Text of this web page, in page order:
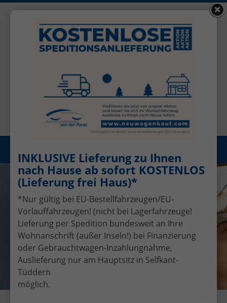
Öffnungszeiten: Mo - Fr 08.00 - 17.00
Registrieren
INKLUSIVE Lieferung zu Ihnen
nach Hause ab sofort KOSTENLOS
(Lieferung frei Haus)*
*Nur gültig bei EU-Bestellfahrzeugen/EU-
Vorlauffahrzeugen! (nicht bei Lagerfahrzeuge!
Lieferung per Spedition bundesweit an Ihre
Wohnanschrift (außer Inseln!) bei Finanzierung
oder Gebrauchtwagen-Inzahlungnahme,
Auslieferung nur am Hauptsitz in Selfkant-
Tüddern
möglich.